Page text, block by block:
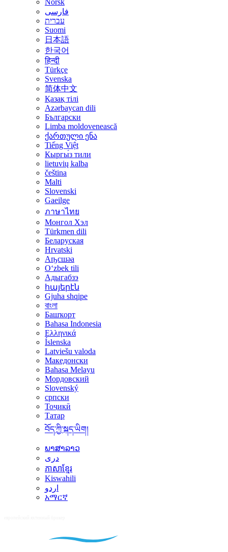
فارسی
עברית
Suomi
日本語
한국어
हिन्दी
Türkçe
Svenska
简体中文
Қазақ тілі
Azərbaycan dili
Български
Limba moldovenească
ქართული ენა
Tiếng Việt
Кыргы́з тили
lietuvių kalba
čeština
Malti
Slovenski
Gaeilge
ภาษาไทย
Монгол Хэл
Türkmen dili
Беларуская
Hrvatski
Аҧсшәа
Oʻzbek tili
Адыгабзэ
հայերէն
Gjuha shqipe
বাংলা
Башҡорт
Bahasa Indonesia
Ελληνικά
Íslenska
Latviešu valoda
Македонски
Bahasa Melayu
Мордовский
Slovenský
српски
Тоҷикӣ
Татар
བོད་ཀྱི་སྐད་ཡིག།
ພາສາລາວ
دری
ភាសាខ្មែរ
Kiswahili
اردو
አማርኛ